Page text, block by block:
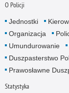
O Policji
Jednostki
Organizacja
Umundurowanie
Duszpasterstwo
Prawosławne
Statystyka